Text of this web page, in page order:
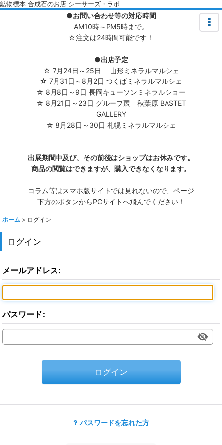
鉱物標本 合成石のお店 シーサーズ・ラボ
●お問い合わせ等の対応時間
AM10時～PM5時まで。
☆注文は24時間可能です！
●出店予定
☆ 7月24日～25日 山形ミネラルマルシェ
☆ 7月31日～8月2日 つくばミネラルマルシェ
☆ 8月8日～9日 長岡キューソンミネラルショー
☆ 8月21日～23日 グループ展 秋葉原 BASTET
GALLERY
☆ 8月28日～30日 札幌ミネラルマルシェ
出展期間中及び、その前後はショップはお休みです。
商品の閲覧はできますが、購入できなくなります。
コラム等はスマホ版サイトでは見れないので、ページ
下方のボタンからPCサイトへ飛んでください！
ホーム > ログイン
ログイン
メールアドレス:
パスワード:
ログイン
パスワードを忘れた方